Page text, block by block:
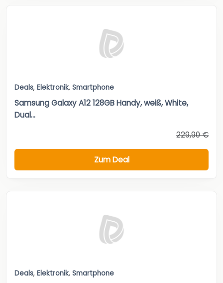
Deals, Elektronik, Smartphone
Samsung Galaxy A12 128GB Handy, weiß, White,
Dual...
229,90 €
Zum Deal
Deals, Elektronik, Smartphone